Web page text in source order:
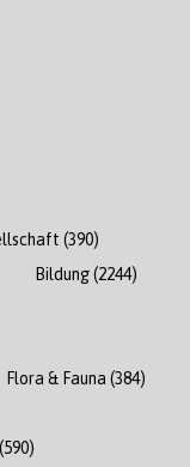
(390)
Bildung(2244)
Flora & Fauna (384)
(590)